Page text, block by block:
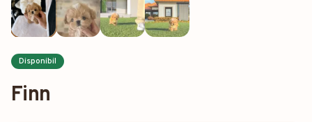
Disponibil
Finn